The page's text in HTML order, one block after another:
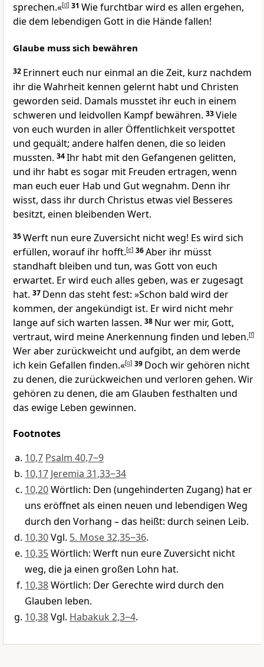
sprechen.«[d] 31 Wie furchtbar wird es allen ergehen,
die dem lebendigen Gott in die Hände fallen!
Glaube muss sich bewähren
32 Erinnert euch nur einmal an die Zeit, kurz nachdem
ihr die Wahrheit kennen gelernt habt und Christen
geworden seid. Damals musstet ihr euch in einem
schweren und leidvollen Kampf bewähren. 33Viele
von euch wurden in aller Öffentlichkeit verspottet
und gequält; andere halfen denen, die so leiden
mussten. 34Ihr habt mit den Gefangenen gelitten,
und ihr habt es sogar mit Freuden ertragen, wenn
man euch euer Hab und Gut wegnahm. Denn ihr
wisst, dass ihr durch Christus etwas viel Besseres
besitzt, einen bleibenden Wert.
35Werft nun eure Zuversicht nicht weg! Es wird sich
erfüllen, worauf ihr hofft.[e] 36Aber ihr müsst
standhaft bleiben und tun, was Gott von euch
erwartet. Er wird euch alles geben, was er zugesagt
hat. 37 Denn das steht fest: »Schon bald wird der
kommen, der angekündigt ist. Er wird nicht mehr
lange auf sich warten lassen. 38 Nur wer mir, Gott,
vertraut, wird meine Anerkennung finden und leben.[f]
Wer aber zurückweicht und aufgibt, an dem werde
ich kein Gefallen finden.«[g] 39 Doch wir gehören nicht
zu denen, die zurückweichen und verloren gehen. Wir
gehören zu denen, die am Glauben festhalten und
das ewige Leben gewinnen.
Footnotes
10,7 Psalm 40,7‒9
10,17 Jeremia 31,33‒34
10,20Wörtlich: Den (ungehinderten Zugang) hat er
uns eröffnet als einen neuen und lebendigen Weg
durch den Vorhang – das heißt: durch seinen Leib.
10,30Vgl. 5. Mose 32,35‒36.
10,35Wörtlich: Werft nun eure Zuversicht nicht
weg, die ja einen großen Lohn hat.
10,38Wörtlich: Der Gerechte wird durch den
Glauben leben.
10,38Vgl. Habakuk 2,3‒4.